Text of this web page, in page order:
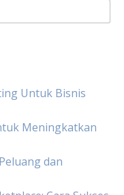
Untuk Bisnis
Meningkatkan
dan